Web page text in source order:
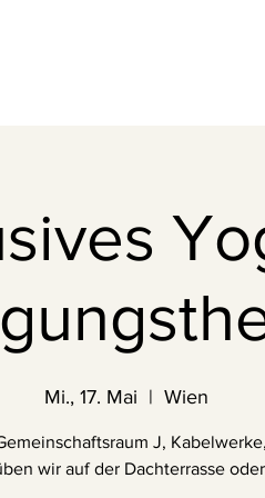
Mi., 17. Mai
  |
Wien
J,
wir auf der Dachterrasse